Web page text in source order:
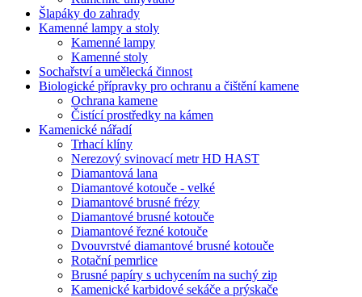
Šlapáky do zahrady
Kamenné lampy a stoly
Kamenné lampy
Kamenné stoly
Sochařství a umělecká činnost
Biologické přípravky pro ochranu a čištění kamene
Ochrana kamene
Čistící prostředky na kámen
Kamenické nářadí
Trhací klíny
Nerezový svinovací metr HD HAST
Diamantová lana
Diamantové kotouče - velké
Diamantové brusné frézy
Diamantové brusné kotouče
Diamantové řezné kotouče
Dvouvrstvé diamantové brusné kotouče
Rotační pemrlice
Brusné papíry s uchycením na suchý zip
Kamenické karbidové sekáče a prýskače